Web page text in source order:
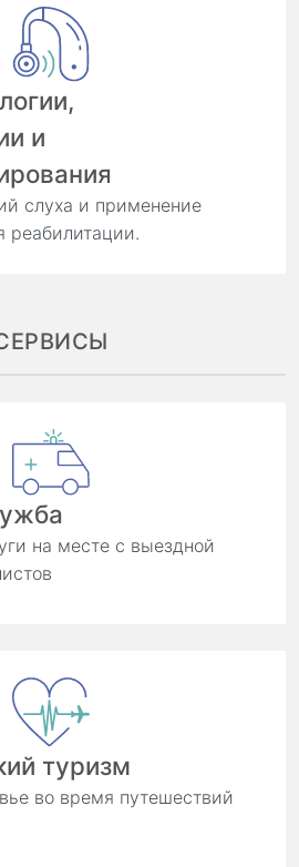
и
слуха и применение
реабилитации.
на месте с выездной
туризм
во время путешествий